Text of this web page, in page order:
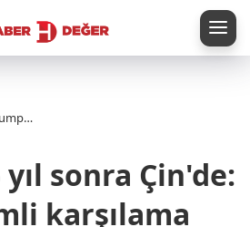
sonra Çin'de:
karşılama